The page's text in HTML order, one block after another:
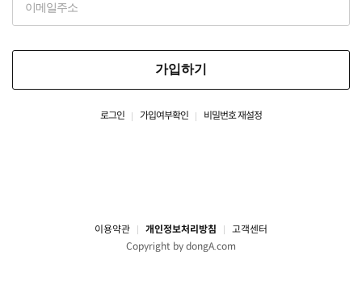
가입하기
로그인 가입여부확인 비밀번호 재설정
이용약관 개인정보처리방침
고객센터
Copyright by dongA.com